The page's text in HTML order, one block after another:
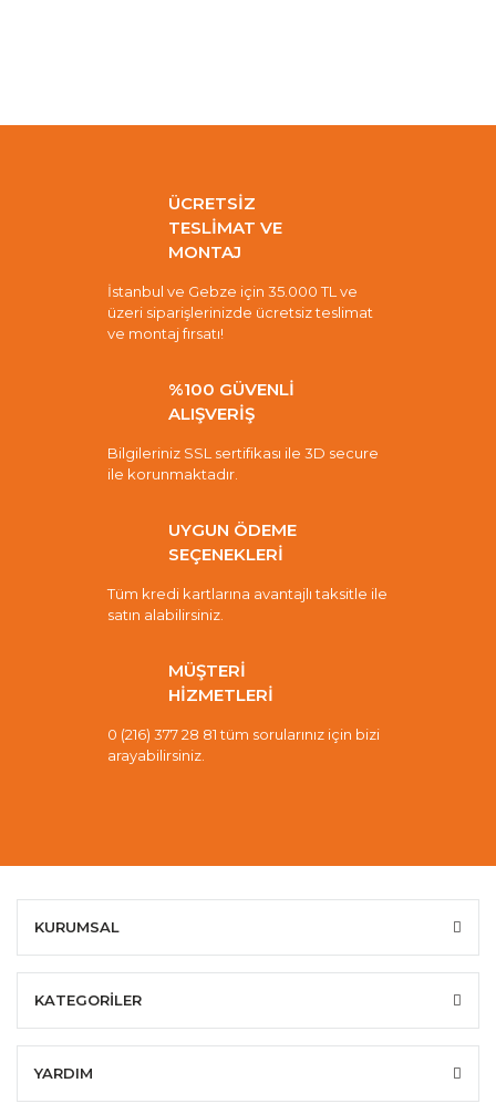
ÜCRETSİZ
TESLİMAT VE
MONTAJ
İstanbul ve Gebze için 35.000 TL ve
üzeri siparişlerinizde ücretsiz teslimat
ve montaj fırsatı!
%100 GÜVENLİ
ALIŞVERİŞ
Bilgileriniz SSL sertifikası ile 3D secure
ile korunmaktadır.
UYGUN ÖDEME
SEÇENEKLERİ
Tüm kredi kartlarına avantajlı taksitle ile
satın alabilirsiniz.
MÜŞTERİ
HİZMETLERİ
0 (216) 377 28 81 tüm sorularınız için bizi
arayabilirsiniz.
KURUMSAL
KATEGORİLER
YARDIM